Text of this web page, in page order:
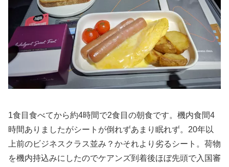
1食目食べてから約4時間で2食目の朝食です。機内食間4
時間ありましたがシートが倒れずあまり眠れず。20年以
上前のビジネスクラス並み？かそれより劣るシート。荷物
を機内持込みにしたのでケアンズ到着後ほぼ先頭で入国審